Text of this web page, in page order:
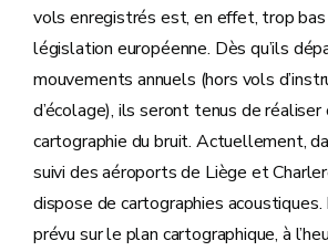
vols enregistrés est, en effet, trop bas
législation européenne. Dès qu’ils
mouvements annuels (hors vols
d’écolage), ils seront tenus de
cartographie du bruit. Actuellement,
suivi des aéroports de Liège et
dispose de cartographies acoustiques.
prévu sur le plan cartographique, à